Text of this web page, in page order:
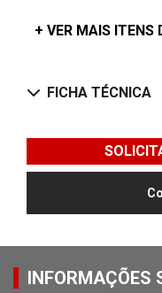
+ VER MAIS ITENS
FICHA TÉCNICA
INFORMAÇÕES